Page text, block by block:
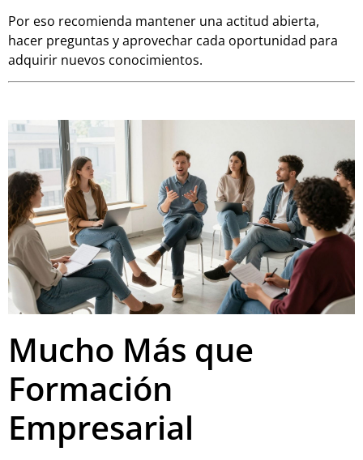
Por eso recomienda mantener una actitud abierta,
hacer preguntas y aprovechar cada oportunidad para
adquirir nuevos conocimientos.
Mucho Más que
Formación
Empresarial